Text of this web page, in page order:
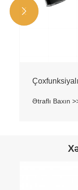
Ətraflı Baxın

